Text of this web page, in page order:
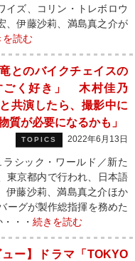
イズ、コリン・トレボロウ
、伊藤沙莉、満島真之介が
を読む
とのバイクチェイスの
ごく好き」 木村佳乃
と共演したら、撮影中に
質が必要になるかも」
TOPICS 2022年6月13日
シック・ワールド／新た
東京都内で行われ、日本語
伊藤沙莉、満島真之介ほか
グが製作総指揮を務めた
・・ 続きを読む
ュー】ドラマ「TOKYO